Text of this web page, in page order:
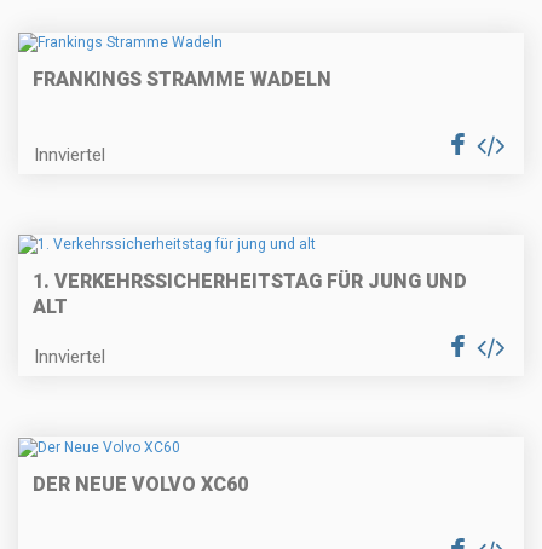
FRANKINGS STRAMME WADELN
Innviertel
1. VERKEHRSSICHERHEITSTAG FÜR JUNG UND
ALT
Innviertel
DER NEUE VOLVO XC60